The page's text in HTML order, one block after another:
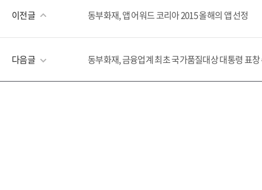
이전글 동부화재, 앱 어워드 코리아 2015 올해의 앱 선정
다음글 동부화재, 금융업계 최초 국가품질대상 대통령 표창